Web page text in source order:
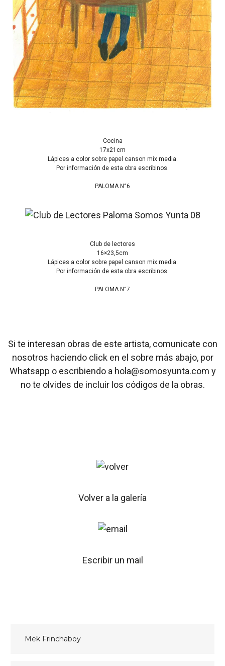
Cocina
17x21cm
Lápices a color sobre papel canson mix media.
Por información de esta obra escribinos.
PALOMA N°6
Club de lectores
16×23,5cm
Lápices a color sobre papel canson mix media.
Por información de esta obra escribinos.
PALOMA N°7
Si te interesan obras de este artista, comunicate con
nosotros haciendo click en el sobre más abajo, por
Whatsapp o escribiendo a hola@somosyunta.com y
no te olvides de incluir los códigos de la obras.
Volver a la galería
Escribir un mail
Navegación
Mek Frinchaboy